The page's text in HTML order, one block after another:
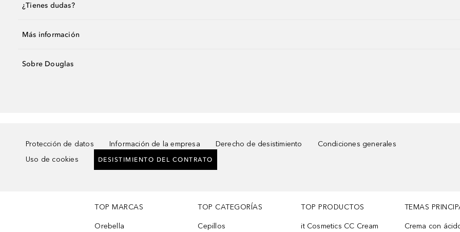
¿Tienes dudas?
Más información
Sobre Douglas
Protección de datos Información de la empresa Derecho de desistimiento
Condiciones generales
Uso de cookies
DESISTIMIENTO DEL CONTRATO
TOP MARCAS
Orebella
TOP CATEGORÍAS
Cepillos
TOP PRODUCTOS
it Cosmetics CC Cream
TEMAS
Crema con